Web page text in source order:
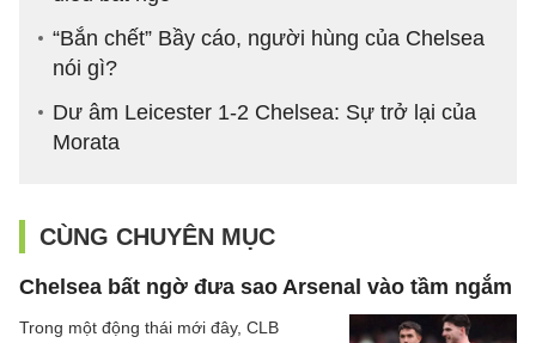
“Bắn chết” Bầy cáo, người hùng của Chelsea
nói gì?
Dư âm Leicester 1-2 Chelsea: Sự trở lại của
Morata
CÙNG CHUYÊN MỤC
Chelsea bất ngờ đưa sao Arsenal vào tầm ngắm
Trong một động thái mới đây, CLB